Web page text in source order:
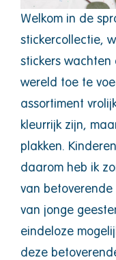
Welkom in de
stickercollectie,
stickers wachten
wereld toe te
assortiment
kleurrijk zijn,
plakken.
daarom heb ik
van
van jonge
eindeloze
deze